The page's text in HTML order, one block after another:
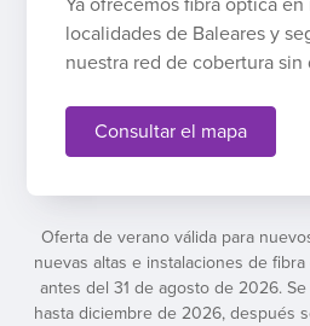
localidades de Baleares y
nuestra red de cobertura sin
Consultar el mapa
Oferta de verano válida para
nuevas altas e instalaciones de
antes del 31 de agosto de 2026.
hasta diciembre de 2026, después